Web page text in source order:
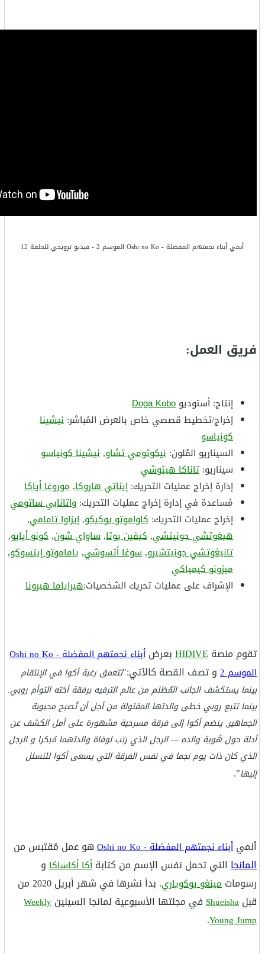
أنمي أبناء نجمتهم المفضلة - Oshi no Ko الموسم 2 - فيديو ترويجي للحلقة 12
فريق العمل:
إنتاج: أستوديو Doga Kobo
إخراج/تخطيط قصصي خاص بالعرض المُباشر: نيشينا
كونياسو
السيناريو المُلون: نيكوتومي تشاو,نيشينا كونياسو
سيناريو: تاناكا هيتوشي
إدارة إخراج عمليات التحريك: إيناتي هاروكا,موروغا أياكا
مُساعدة في إدارة إخراج عمليات التحريك: واتانابي ساتومي
إخراج عمليات التحريك: كاواموتو يوكيكو,إيزاوا تامامي,
هيغوتشي جونيتشي,كيفين يوتا,ساواي شون,كونو أيايو,
تانيغوتشي جونيتشيرو,سوغا أتسوشي, ياماموتو إيتسوكو,
ميزونو كيمياكي
الإشراف على عمليات تحريك الشخصيات:هيراياما هيرونا
تقوم منصةHIDIVEبعرض
أبناء نجمتهم المفضلة - Oshi no Ko
الموسم 2 و تصف القصة كالآتي:"تتعمق رغبة أكوا في الإنتقام
بينما يستكشف الجانب المُظلم من عالم الترفيه برفقة أخته التوأم روبي.
بينما تتبع روبي خطى والدتها المقتولة من أجل أن تُصبح محبوبة
الجماهير, ينضم أكوا إلى فرقة مسرحية مشهورة على أمل الكشف عن
أدلة حول هُوية والده — الرجل الذي رتب لوفاة والدتهما مُبكرا و الرجل
الذي كان ذات يوم نجما في نفس الفرقة التي يسعى أكوا للتسلل
إليها".
أنمي أبناء نجمتهم المفضلة - Oshi no Ko
هو عمل مُقتبس من
المانجا التي تحمل نفس الإسم من كتابة أكا أكاساكا و
رسومات مينغو يوكوياري
. بدأ نشرها في شهر أبريل 2020 من
قبل Shueisha في مجلتها الأسبوعية لمانجا السينين Weekly
Young Jump
.